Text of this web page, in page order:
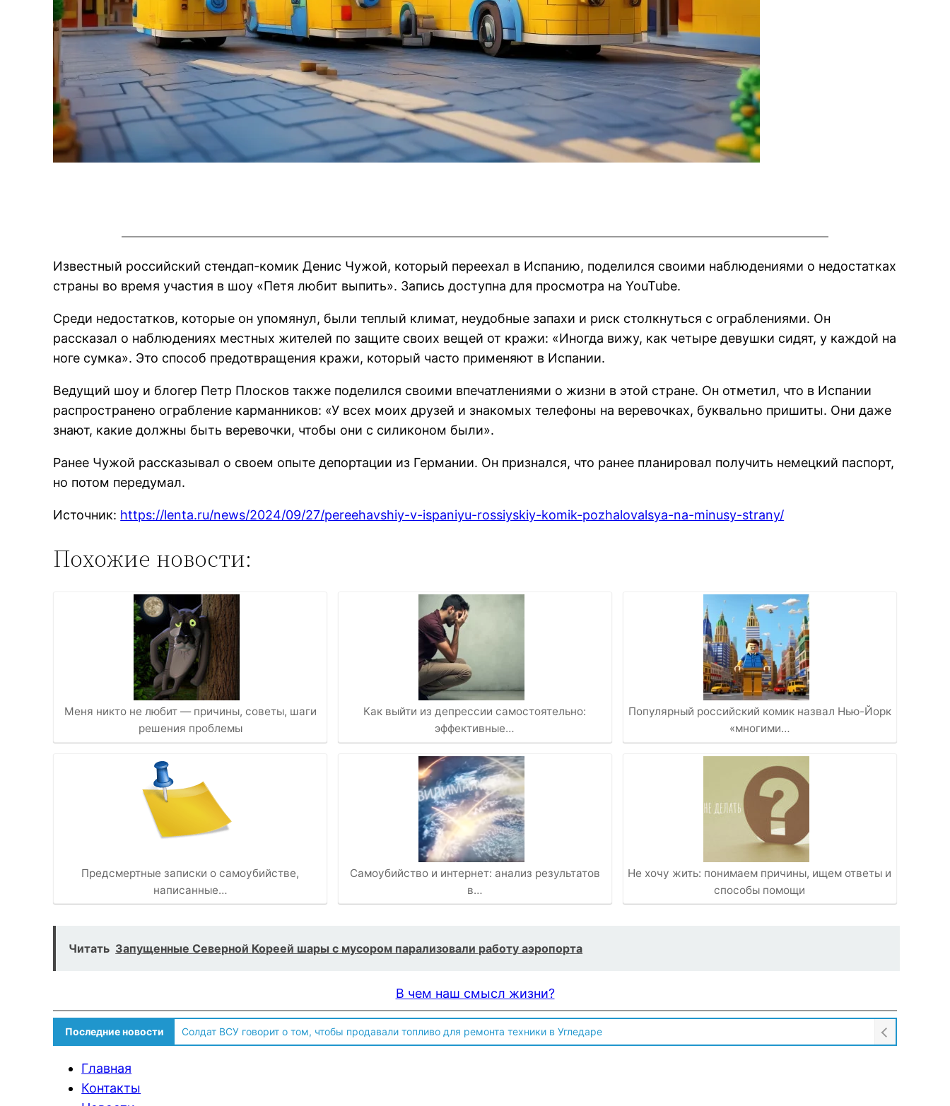
Известный российский стендап-комик Денис Чужой, который переехал в Испанию, поделился своими наблюдениями о недостатках
страны во время участия в шоу «Петя любит выпить». Запись доступна для просмотра на YouTube.
Среди недостатков, которые он упомянул, были теплый климат, неудобные запахи и риск столкнуться с ограблениями. Он
рассказал о наблюдениях местных жителей по защите своих вещей от кражи: «Иногда вижу, как четыре девушки сидят, у каждой на
ноге сумка». Это способ предотвращения кражи, который часто применяют в Испании.
Ведущий шоу и блогер Петр Плосков также поделился своими впечатлениями о жизни в этой стране. Он отметил, что в Испании
распространено ограбление карманников: «У всех моих друзей и знакомых телефоны на веревочках, буквально пришиты. Они даже
знают, какие должны быть веревочки, чтобы они с силиконом были».
Ранее Чужой рассказывал о своем опыте депортации из Германии. Он признался, что ранее планировал получить немецкий паспорт,
но потом передумал.
Источник: https://lenta.ru/news/2024/09/27/pereehavshiy-v-ispaniyu-rossiyskiy-komik-pozhalovalsya-na-minusy-strany/
Похожие новости:
Меня никто не любит — причины, советы, шаги
решения проблемы
Предсмертные записки о самоубийстве,
написанные…
Как выйти из депрессии самостоятельно:
эффективные…
Самоубийство и интернет: анализ результатов
в…
Популярный российский комик назвал Нью-Йорк
«многими…
Не хочу жить: понимаем причины, ищем ответы и
способы помощи
Читать Запущенные Северной Кореей шары с мусором парализовали работу аэропорта
В чем наш смысл жизни?
Последние новости Солдат ВСУ говорит о том, чтобы продавали топливо для ремонта техники в Угледаре
Главная
Контакты